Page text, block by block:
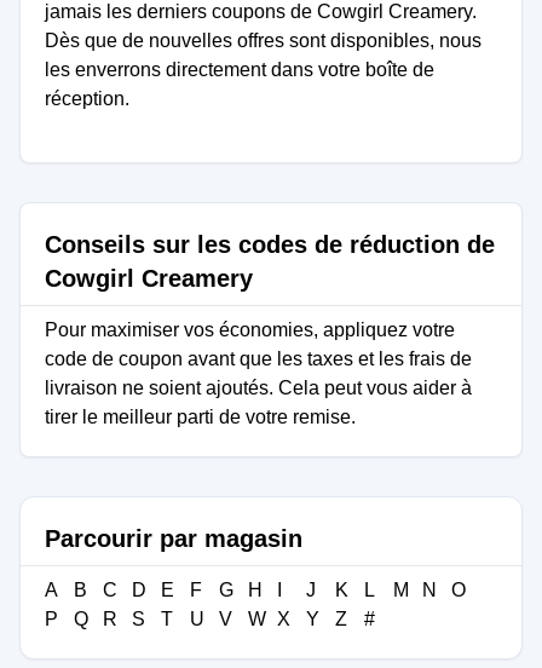
jamais les derniers coupons de Cowgirl Creamery.
Dès que de nouvelles offres sont disponibles, nous
les enverrons directement dans votre boîte de
réception.
Conseils sur les codes de réduction de
Cowgirl Creamery
Pour maximiser vos économies, appliquez votre
code de coupon avant que les taxes et les frais de
livraison ne soient ajoutés. Cela peut vous aider à
tirer le meilleur parti de votre remise.
Parcourir par magasin
A B C D E F G H J K L M N
O
P
Q R S T U V W X Y Z #